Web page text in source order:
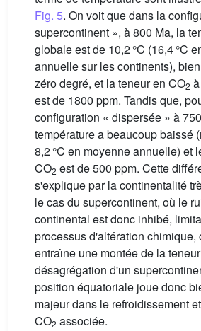
Fig. 5. On voit que dans la
supercontinent », à 800 Ma, la
globale est de 10,2 °C (16,4 °C
annuelle sur les continents),
zéro degré, et la teneur en CO2
est de 1800 ppm. Tandis que,
configuration « dispersée » à
température a beaucoup baissé
8,2 °C en moyenne annuelle) et
CO2 est de 500 ppm. Cette
s'explique par la continentalité
le cas du supercontinent, où le
continental est donc inhibé,
processus d'altération chimique,
entraı̂ne une montée de la
désagrégation d'un
position équatoriale joue donc
majeur dans le refroidissement
CO2 associée.